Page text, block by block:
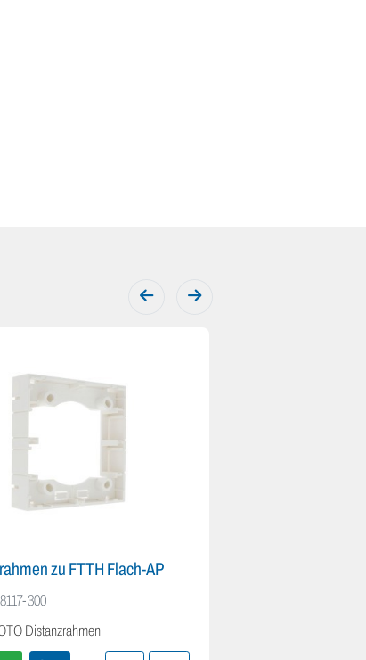
zu FTTH Flach-AP
300
Distanzrahmen